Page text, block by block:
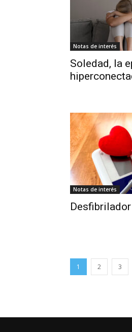
Notas de interés
Soledad, la
Notas de interés
Desfibrilador
1 2 3